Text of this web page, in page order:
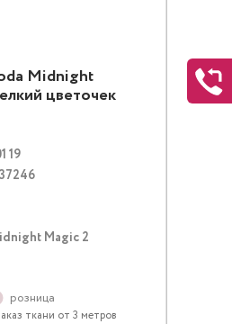
Midnight
цветочек
19
Magic 2
розница
ткани от 3 метров